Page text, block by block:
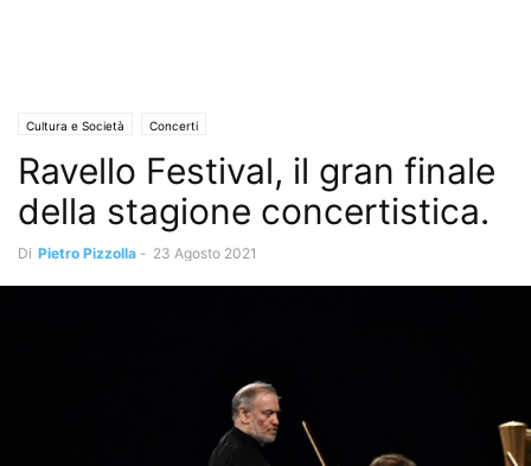
Cultura e Società Concerti
Ravello Festival, il gran finale
della stagione concertistica.
Di Pietro Pizzolla - 23 Agosto 2021